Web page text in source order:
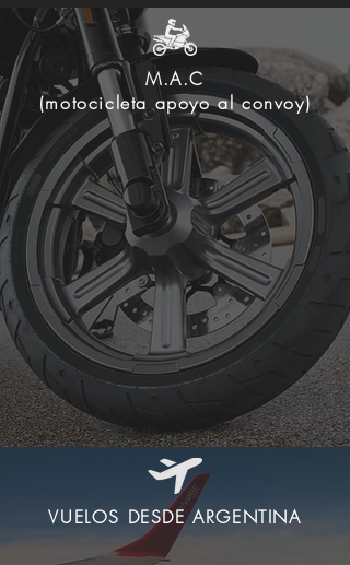
M.A.C
(motocicleta apoyo al convoy)
VUELOS DESDE ARGENTINA